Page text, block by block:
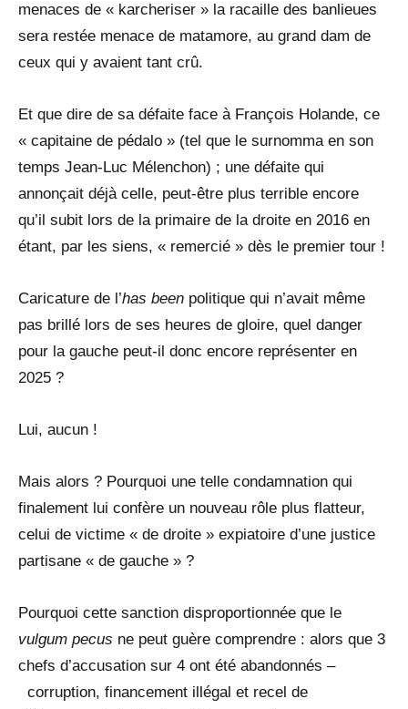
menaces de « karcheriser » la racaille des banlieues
sera restée menace de matamore, au grand dam de
ceux qui y avaient tant crû.
Et que dire de sa défaite face à François Holande, ce
« capitaine de pédalo » (tel que le surnomma en son
temps Jean-Luc Mélenchon) ; une défaite qui
annonçait déjà celle, peut-être plus terrible encore
qu’il subit lors de la primaire de la droite en 2016 en
étant, par les siens, « remercié » dès le premier tour !
Caricature de l’has been politique qui n’avait même
pas brillé lors de ses heures de gloire, quel danger
pour la gauche peut-il donc encore représenter en
2025 ?
Lui, aucun !
Mais alors ? Pourquoi une telle condamnation qui
finalement lui confère un nouveau rôle plus flatteur,
celui de victime « de droite » expiatoire d’une justice
partisane « de gauche » ?
Pourquoi cette sanction disproportionnée que le
vulgum pecus ne peut guère comprendre : alors que 3
chefs d’accusation sur 4 ont été abandonnés –
corruption, financement illégal et recel de